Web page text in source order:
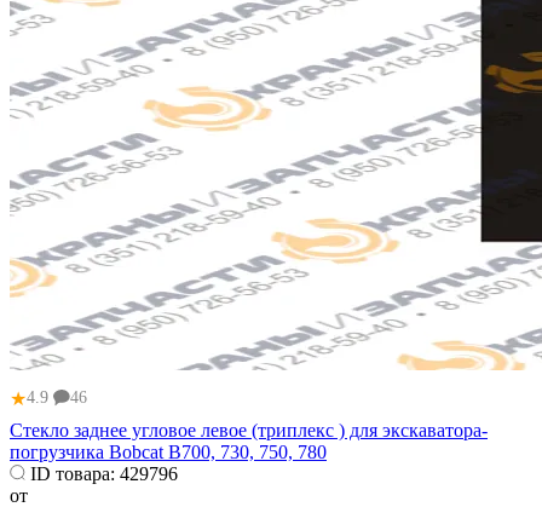
★4.9 46
Стекло заднее угловое левое (триплекс ) для экскаватора-
погрузчика Bobcat B700, 730, 750, 780
ID товара: 429796
от